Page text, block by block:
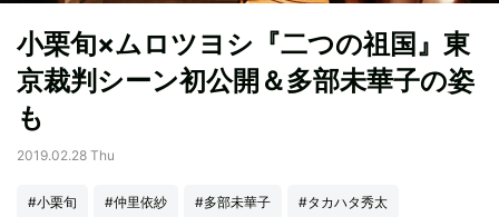
小栗旬×ムロツヨシ『二つの祖国』東
京裁判シーン初公開＆多部未華子の姿
も
2019.02.28 Thu
#小栗旬 #仲里依紗 #多部未華子 #タカハタ秀太